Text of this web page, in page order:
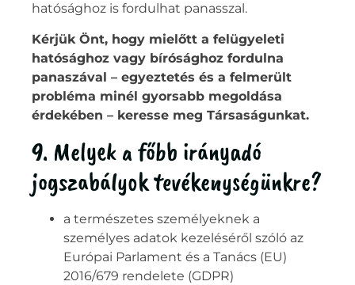
hatósághoz is fordulhat panasszal.
Kérjük Önt, hogy mielőtt a felügyeleti
hatósághoz vagy bírósághoz fordulna
panaszával – egyeztetés és a felmerült
probléma minél gyorsabb megoldása
érdekében – keresse meg Társaságunkat.
9. Melyek a főbb irányadó
jogszabályok tevékenységünkre?
a természetes személyeknek a
személyes adatok kezeléséről szóló az
Európai Parlament és a Tanács (EU)
2016/679 rendelete (GDPR)